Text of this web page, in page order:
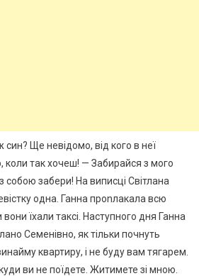
син? Ще невідомо, від кого в неї
коли так хочеш! — Забирайся з мого
собою забери! На виписці Світлана
одна. Ганна проnлакала всю
їхали таксі. Наступного дня Ганна
Семенівно, як тільки почнуть
квартиру, і не буду вам тягарем.
ви не поїдете. Житимете зі мною.